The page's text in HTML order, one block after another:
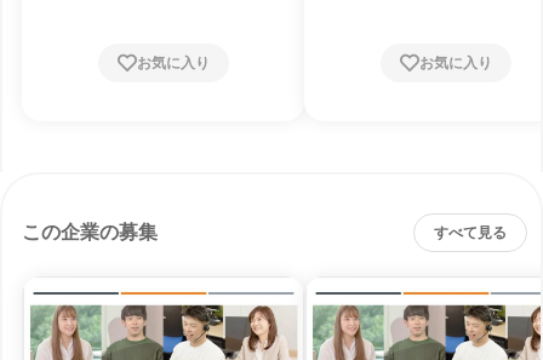
お気に入り お気に入り
この企業の募集 すべて見る